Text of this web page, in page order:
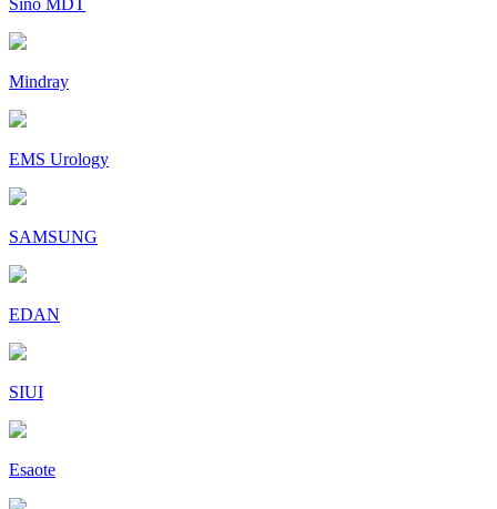
Mindray
EMS Urology
SAMSUNG
EDAN
SIUI
Esaote